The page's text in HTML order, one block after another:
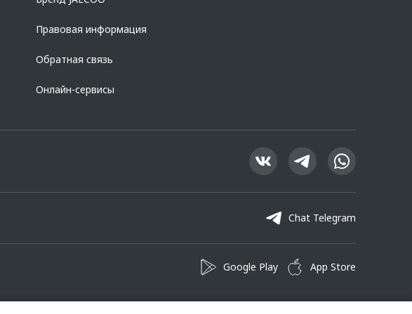
Правовая информация
Обратная связь
Онлайн-сервисы
Chat Telegram
Google Play App Store